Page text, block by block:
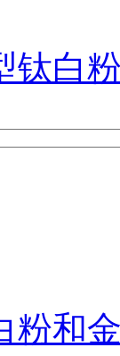
钛白
粉和